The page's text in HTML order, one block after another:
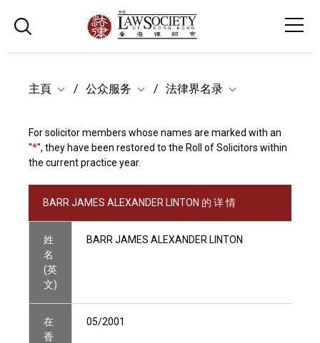
主頁 公众服务 法律界名录
For solicitor members whose names are marked with an
"*", they have been restored to the Roll of Solicitors within
the current practice year.
BARR JAMES ALEXANDER LINTON 的 详 情
姓
名
(英
文)
BARR JAMES ALEXANDER LINTON
在
香
05/2001